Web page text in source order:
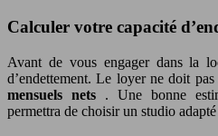
Calculer votre capacité
Avant de vous engager dans la
d’endettement. Le loyer ne doit
mensuels nets . Une bonne
permettra de choisir un studio